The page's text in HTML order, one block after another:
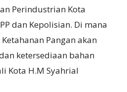
Perindustrian Kota
dan Kepolisian. Di mana
Pangan akan
ketersediaan bahan
Kota H.M Syahrial